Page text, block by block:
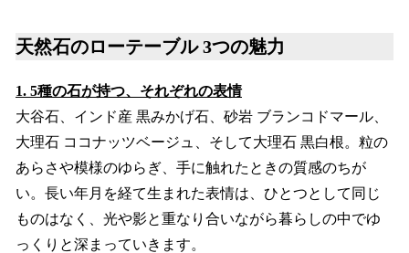
天然石のローテーブル 3つの魅力
1. 5種の石が持つ、それぞれの表情
大谷石、インド産 黒みかげ石、砂岩 ブランコドマール、
大理石 ココナッツベージュ、そして大理石 黒白根。粒の
あらさや模様のゆらぎ、手に触れたときの質感のちが
い。長い年月を経て生まれた表情は、ひとつとして同じ
ものはなく、光や影と重なり合いながら暮らしの中でゆ
っくりと深まっていきます。